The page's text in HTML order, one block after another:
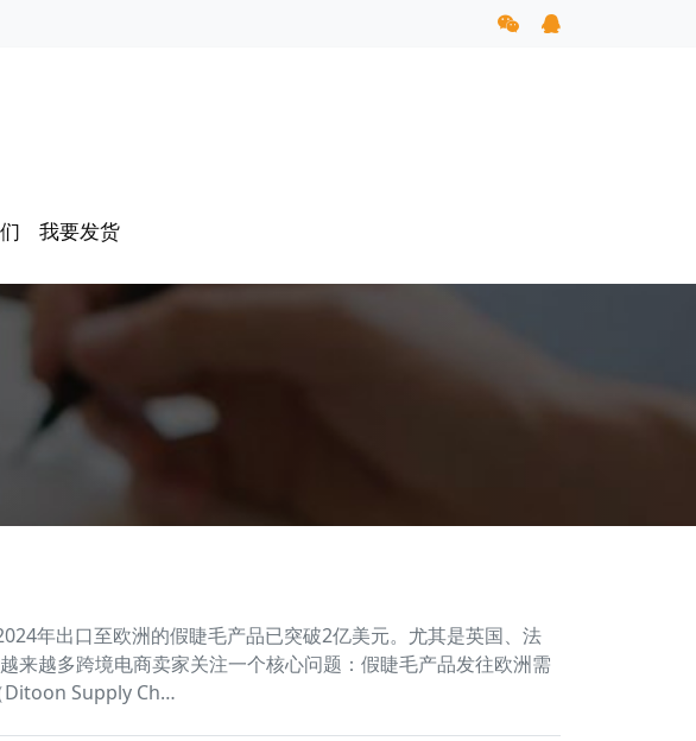
我要发货
年出口至欧洲的假睫毛产品已突破2亿美元。尤其是英国、法
来越多跨境电商卖家关注一个核心问题：假睫毛产品发往欧洲需
Ditoon Supply Ch…